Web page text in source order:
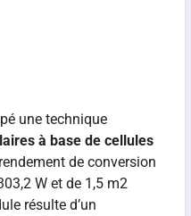
une technique
à base de cellules
de conversion
W et de 1,5 m2
résulte d’un